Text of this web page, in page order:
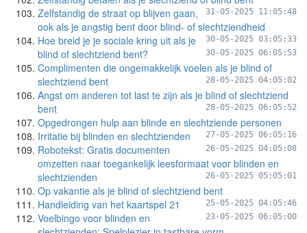
31-05-2025 11:05:48
Zelfstandig de straat op blijven gaan,
ook als je angstig bent door blind- of slechtziendheid
30-05-2025 03:05:33
Hoe breid je je sociale kring uit als je
blind of slechtziend bent?
30-05-2025 06:05:53
Complimenten die ongemakkelijk voelen als je blind of
slechtziend bent
28-05-2025 04:05:02
Angst om anderen tot last te zijn als je blind of slechtziend
bent
28-05-2025 06:05:52
Opgedrongen hulp aan blinde en slechtziende personen
27-05-2025 06:05:16
Irritatie bij blinden en slechtzienden
26-05-2025 04:05:08
Robotekst: Gratis documenten
omzetten naar toegankelijk leesformaat voor blinden en
slechtzienden
26-05-2025 05:05:01
Op vakantie als je blind of slechtziend bent
25-05-2025 04:05:46
Handleiding van het kaartspel 21
23-05-2025 06:05:00
Voelbingo voor blinden en